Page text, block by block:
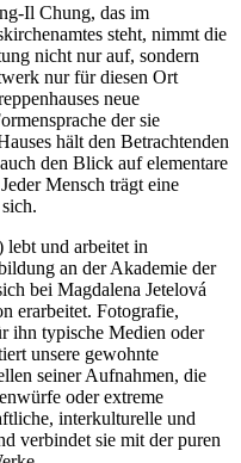
Il Chung, das im
steht, nimmt die
nicht nur auf, sondern
nur für diesen Ort
neue
der sie
hält den Betrachtenden
den Blick auf elementare
Mensch trägt eine
und arbeitet in
an der Akademie der
bei Magdalena Jetelová
erarbeitet. Fotografie,
ihn typische Medien oder
unsere gewohnte
seiner Aufnahmen, die
oder extreme
interkulturelle und
verbindet sie mit der puren